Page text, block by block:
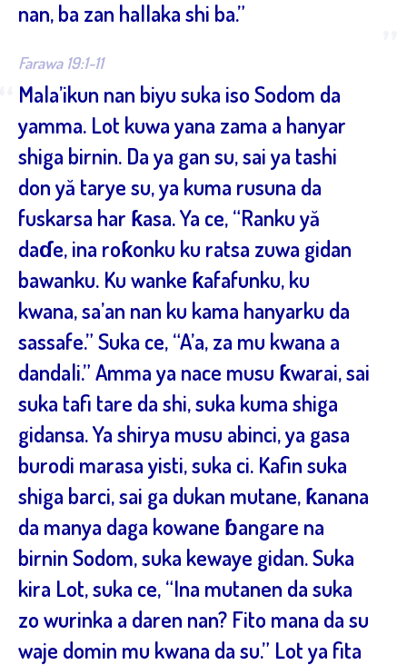
nan, ba zan hallaka shi ba.”
Farawa 19:1-11
Mala’ikun nan biyu suka iso Sodom da
yamma. Lot kuwa yana zama a hanyar
shiga birnin. Da ya gan su, sai ya tashi
don yă tarye su, ya kuma rusuna da
fuskarsa har ƙasa. Ya ce, “Ranku yă
daɗe, ina roƙonku ku ratsa zuwa gidan
bawanku. Ku wanke ƙafafunku, ku
kwana, sa’an nan ku kama hanyarku da
sassafe.” Suka ce, “A’a, za mu kwana a
dandali.” Amma ya nace musu ƙwarai, sai
suka tafi tare da shi, suka kuma shiga
gidansa. Ya shirya musu abinci, ya gasa
burodi marasa yisti, suka ci. Kafin suka
shiga barci, sai ga dukan mutane, ƙanana
da manya daga kowane ɓangare na
birnin Sodom, suka kewaye gidan. Suka
kira Lot, suka ce, “Ina mutanen da suka
zo wurinka a daren nan? Fito mana da su
waje domin mu kwana da su.” Lot ya fita